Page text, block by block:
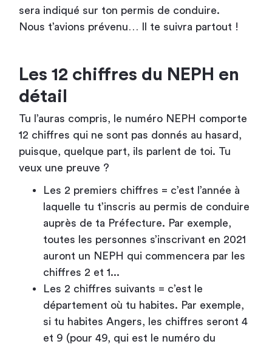
sera indiqué sur ton permis de conduire.
Nous t’avions prévenu… Il te suivra partout !
Les 12 chiffres du NEPH en
détail
Tu l’auras compris, le numéro NEPH comporte
12 chiffres qui ne sont pas donnés au hasard,
puisque, quelque part, ils parlent de toi. Tu
veux une preuve ?
Les 2 premiers chiffres = c’est l’année à
laquelle tu t’inscris au permis de conduire
auprès de ta Préfecture. Par exemple,
toutes les personnes s’inscrivant en 2021
auront un NEPH qui commencera par les
chiffres 2 et 1...
Les 2 chiffres suivants = c’est le
département où tu habites. Par exemple,
si tu habites Angers, les chiffres seront 4
et 9 (pour 49, qui est le numéro du